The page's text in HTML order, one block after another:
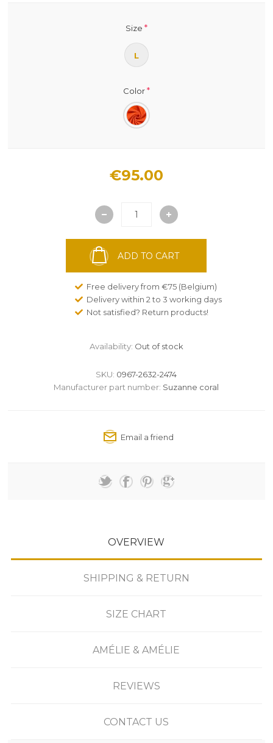
Size *
L
Color*
€95.00
ADD TO CART
Free delivery from €75 (Belgium)
Delivery within 2 to 3 working days
Not satisfied? Return products!
Availability: Out of stock
SKU: 0967-2632-2474
Manufacturer part number: Suzanne coral
OVERVIEW
SHIPPING & RETURN
SIZE CHART
AMÉLIE & AMÉLIE
REVIEWS
CONTACT US